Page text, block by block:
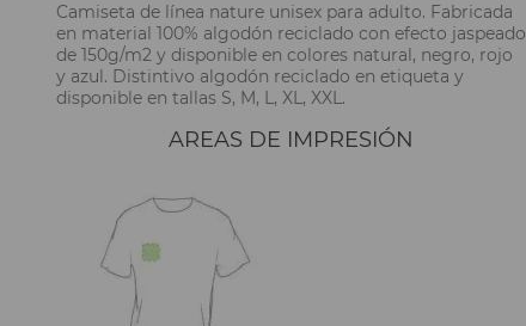
Camiseta de línea nature unisex para adulto. Fabricada
en material 100% algodón reciclado con efecto jaspeado
de 150g/m2 y disponible en colores natural, negro, rojo
y azul. Distintivo algodón reciclado en etiqueta y
disponible en tallas S, M, L, XL, XXL.
AREAS DE IMPRESIÓN